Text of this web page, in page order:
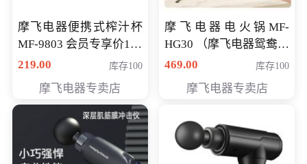
摩飞电器便携式榨汁杯
MF-9803 会员专享价138
元
219.00 库存100
摩飞电器专卖店
摩飞电器电火锅MF-
HG30 （摩飞电器鸳鸯锅
MF-HG30 ） 会员专享价
469.00 库存100
摩飞电器专卖店